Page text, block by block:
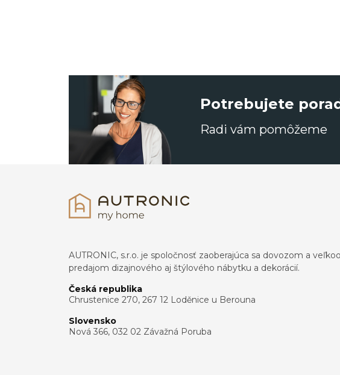
Potrebujete
Radi vám pomôžeme
AUTRONIC, s.r.o. je spoločnosť zaoberajúca sa dovozom a
predajom dizajnového aj štýlového nábytku a dekorácií.
Česká republika
Chrustenice 270, 267 12 Loděnice u Berouna
Slovensko
Nová 366, 032 02 Závažná Poruba